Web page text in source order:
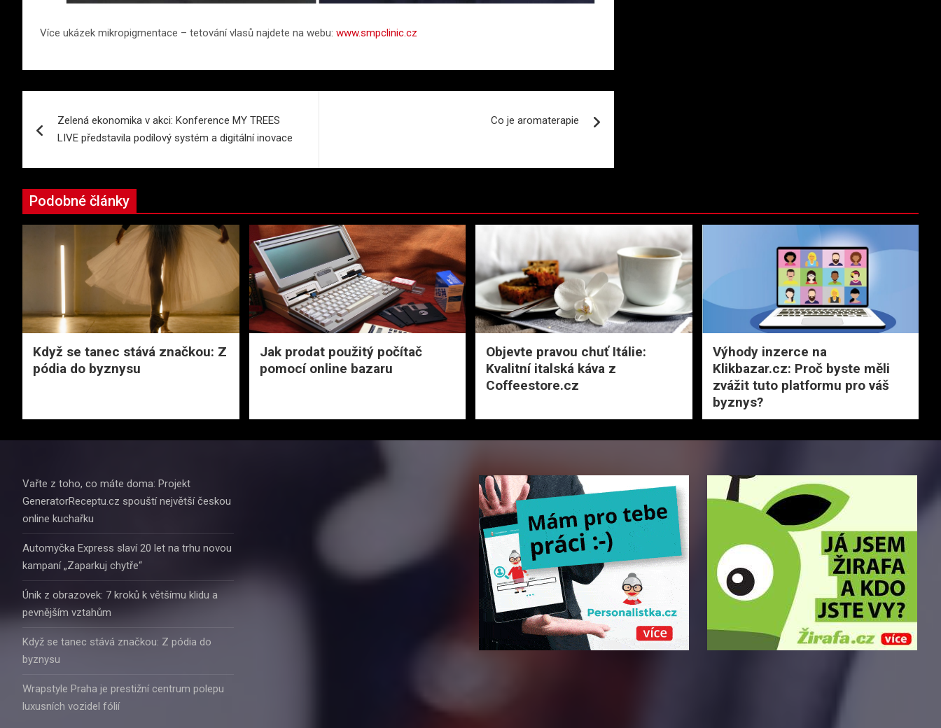
Více ukázek mikropigmentace – tetování vlasů najdete na webu: www.smpclinic.cz
pro
příspěvek
Zelená ekonomika v akci: Konference MY TREES
LIVE představila podílový systém a digitální inovace
Co je aromaterapie
Podobné články
Když se tanec stává značkou: Z
pódia do byznysu
Jak prodat použitý počítač
pomocí online bazaru
Objevte pravou chuť Itálie:
Kvalitní italská káva z
Coffeestore.cz
Výhody inzerce na
Klikbazar.cz: Proč byste měli
zvážit tuto platformu pro váš
byznys?
Vařte z toho, co máte doma: Projekt
GeneratorReceptu.cz spouští největší českou
online kuchařku
Automyčka Express slaví 20 let na trhu novou
kampaní „Zaparkuj chytře“
Únik z obrazovek: 7 kroků k většímu klidu a
pevnějším vztahům
Když se tanec stává značkou: Z pódia do
byznysu
Wrapstyle Praha je prestižní centrum polepu
luxusních vozidel fólií